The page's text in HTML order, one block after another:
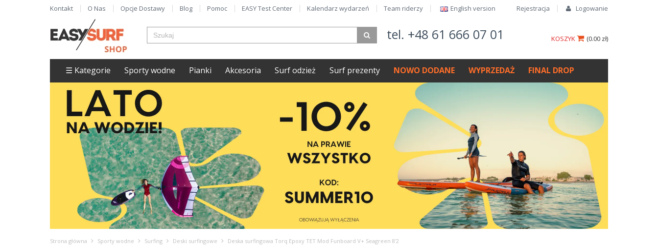
Rejestracja Logowanie
Kontakt O Nas Opcje Dostawy Blog Pomoc EASY Test Center Kalendarz wydarzeń Team riderzy English version​
tel. +48 61 666 07 01 (0.00 zł)
KOSZYK
☰ Kategorie Sporty wodne Pianki Akcesoria Surf odzież Surf prezenty NOWO DODANE WYPRZEDAŻ FINAL DROP
Strona główna Sporty wodne Surfing Deski surfingowe Deska surfingowa Torq Epoxy TET Mod Funboard V+ Seagreen 8'2